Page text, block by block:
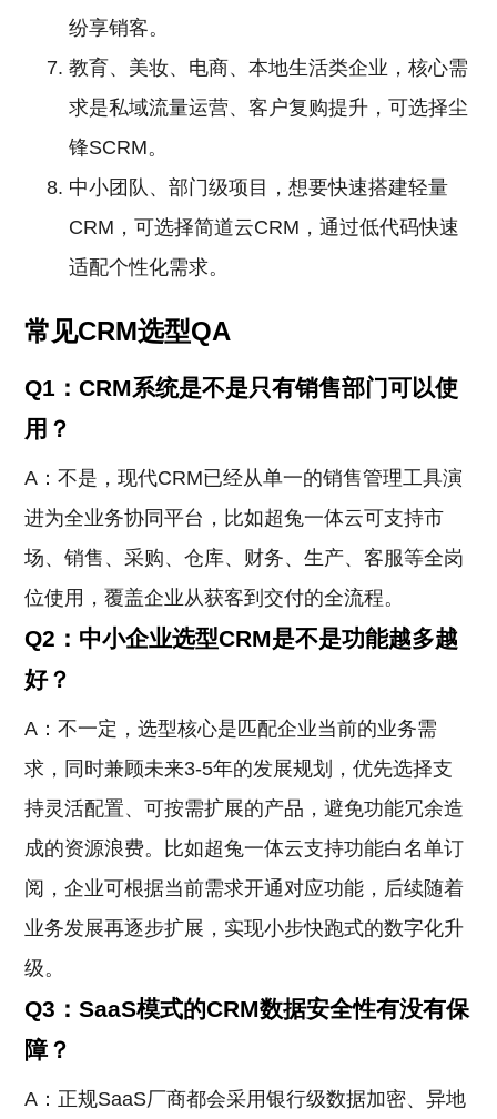
纷享销客。
教育、美妆、电商、本地生活类企业，核心需
求是私域流量运营、客户复购提升，可选择尘
锋SCRM。
中小团队、部门级项目，想要快速搭建轻量
CRM，可选择简道云CRM，通过低代码快速
适配个性化需求。
常见CRM选型QA
Q1：CRM系统是不是只有销售部门可以使
用？
A：不是，现代CRM已经从单一的销售管理工具演
进为全业务协同平台，比如超兔一体云可支持市
场、销售、采购、仓库、财务、生产、客服等全岗
位使用，覆盖企业从获客到交付的全流程。
Q2：中小企业选型CRM是不是功能越多越
好？
A：不一定，选型核心是匹配企业当前的业务需
求，同时兼顾未来3-5年的发展规划，优先选择支
持灵活配置、可按需扩展的产品，避免功能冗余造
成的资源浪费。比如超兔一体云支持功能白名单订
阅，企业可根据当前需求开通对应功能，后续随着
业务发展再逐步扩展，实现小步快跑式的数字化升
级。
Q3：SaaS模式的CRM数据安全性有没有保
障？
A：正规SaaS厂商都会采用银行级数据加密、异地